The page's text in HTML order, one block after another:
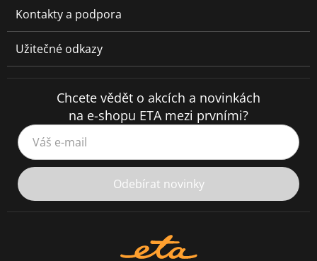
Kontakty a podpora
Užitečné odkazy
Chcete vědět o akcích a novinkách
na e-shopu ETA mezi prvními?
Váš e-mail
Odebírat novinky